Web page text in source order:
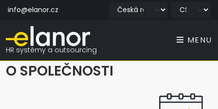
info@elanor.cz
HR systémy a outsourcing
MENU
O SPOLEČNOSTI